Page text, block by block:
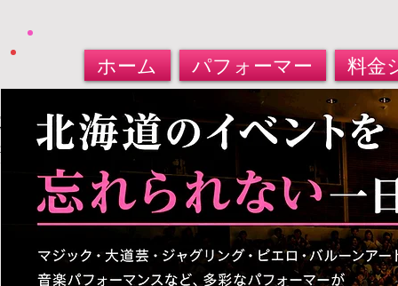
ホーム パフォーマー 料金
北海道パフォーマー​派遣サービス
大道芸人・マジシャン・バルーンアート